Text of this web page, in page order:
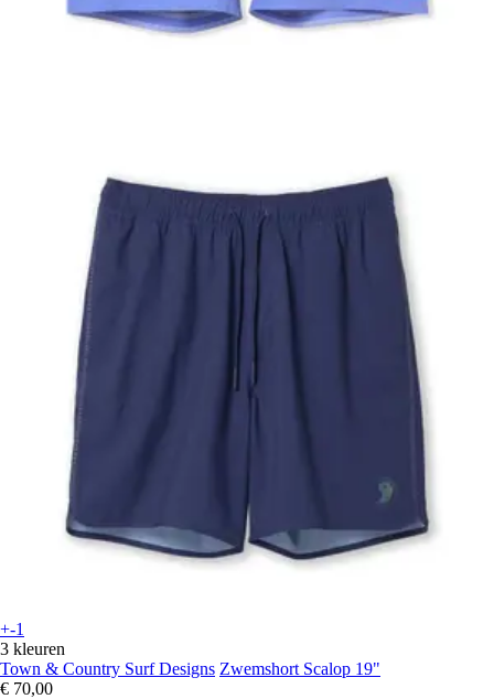
+-1
3 kleuren
Town & Country Surf Designs Zwemshort Scalop 19"
€ 70,00